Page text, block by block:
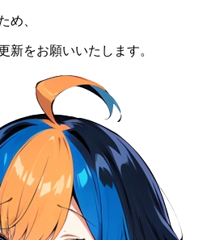
め、
新をお願いいたします。